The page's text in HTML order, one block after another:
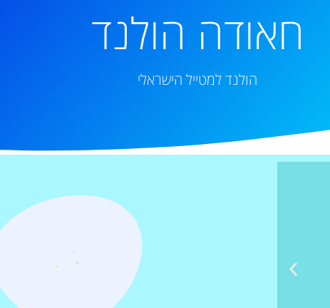
חאודה הולנד
הולנד למטייל הישראלי